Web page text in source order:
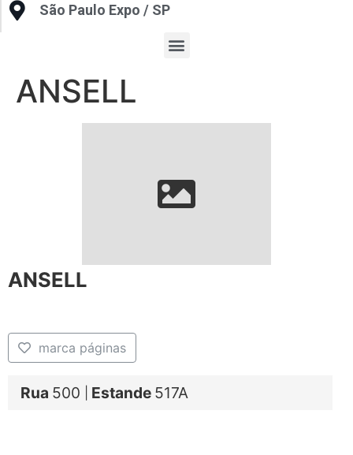
São Paulo Expo / SP
ANSELL
ANSELL
marca páginas
Rua 500 Estande 517A